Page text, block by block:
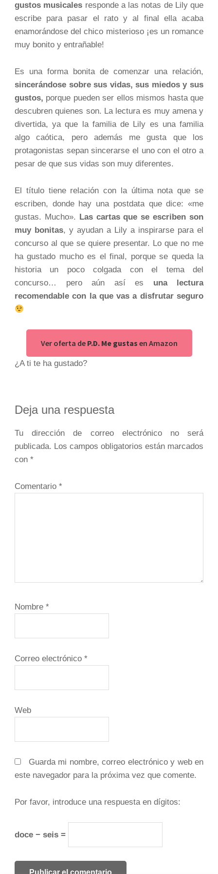
gustos musicales responde a las notas de Lily que
escribe para pasar el rato y al final ella acaba
enamorándose del chico misterioso ¡es un romance
muy bonito y entrañable!
Es una forma bonita de comenzar una relación,
sincerándose sobre sus vidas, sus miedos y sus
gustos, porque pueden ser ellos mismos hasta que
descubren quienes son. La lectura es muy amena y
divertida, ya que la familia de Lily es una familia
algo caótica, pero además me gusta que los
protagonistas sepan sincerarse el uno con el otro a
pesar de que sus vidas son muy diferentes.
El título tiene relación con la última nota que se
escriben, donde hay una postdata que dice: «me
gustas. Mucho». Las cartas que se escriben son
muy bonitas, y ayudan a Lily a inspirarse para el
concurso al que se quiere presentar. Lo que no me
ha gustado mucho es el final, porque se queda la
historia un poco colgada con el tema del
concurso… pero aún así es una lectura
recomendable con la que vas a disfrutar seguro
Ver oferta de P.D. Me gustas en Amazon
¿A ti te ha gustado?
Interacciones
con
los
lectores
Deja una respuesta
Tu dirección de correo electrónico no será
publicada. Los campos obligatorios están marcados
con *
Comentario *
Nombre *
Correo electrónico *
Web
Guarda mi nombre, correo electrónico y web en
este navegador para la próxima vez que comente.
Por favor, introduce una respuesta en dígitos:
doce − seis =